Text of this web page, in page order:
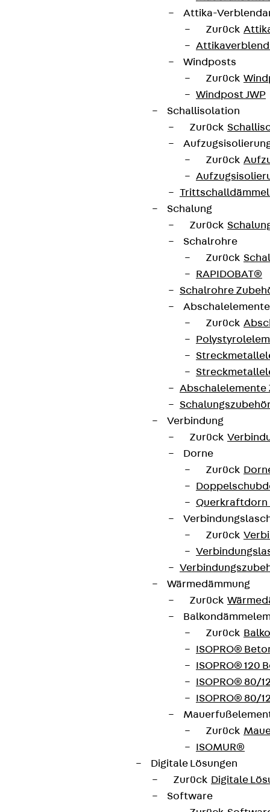
Attika-
Zurück
Windposts
Zurück
Windpost JWP
Schallisolation
Zurück
Zurück
Schalung
Zurück
Schalrohre
Zurück
RAPIDOBAT®
Schalrohre
Zurück
Abschalelemente
Verbindung
Zurück
Dorne
Zurück
Querkraftdorn
Zurück
Wärmedämmung
Zurück
Zurück
ISOPRO®
ISOPRO® 120
ISOPRO® 80/
ISOPRO® 80/
Zurück
ISOMUR®
Digitale Lösungen
Zurück Digitale
Software
Produktneuheiten, Referenzen und aktuellen
Partner von Anfang bis Zukunft.